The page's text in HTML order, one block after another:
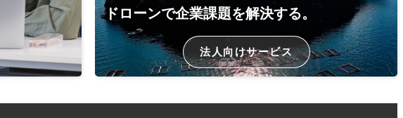
ドローンで企業課題を解決する。
法人向けサービス